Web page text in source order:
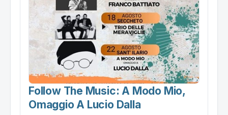
Follow The Music: A Modo Mio,
Omaggio A Lucio Dalla